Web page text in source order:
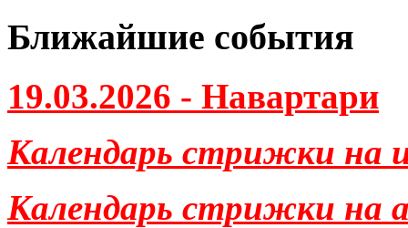
Ближайшие события
19.03.2026 - Навартари
Календарь стрижки на
Календарь стрижки на